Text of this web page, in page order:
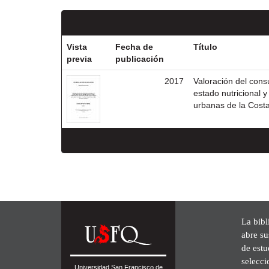
Vista
previa
Fecha de
publicación
Título
2017
Valoración del
estado nutricional
urbanas de la
Universidad San Francisco de
La
abre
de